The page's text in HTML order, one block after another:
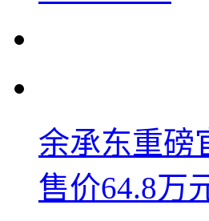
余承东重磅
售价64.8万